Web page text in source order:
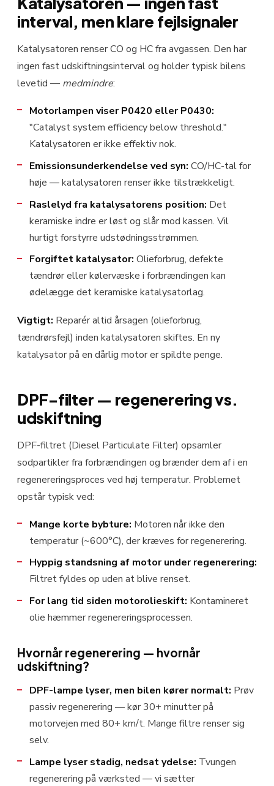
interval, men klare fejlsignaler
Katalysatoren renser CO og HC fra avgassen. Den har
ingen fast udskiftningsinterval og holder typisk bilens
levetid — medmindre:
Motorlampen viser P0420 eller P0430:
"Catalyst system efficiency below threshold."
Katalysatoren er ikke effektiv nok.
Emissionsunderkendelse ved syn: CO/HC-tal for
høje — katalysatoren renser ikke tilstrækkeligt.
Raslelyd fra katalysatorens position: Det
keramiske indre er løst og slår mod kassen. Vil
hurtigt forstyrre udstødningsstrømmen.
Forgiftet katalysator: Olieforbrug, defekte
tændrør eller kølervæske i forbrændingen kan
ødelægge det keramiske katalysatorlag.
Vigtigt: Reparér altid årsagen (olieforbrug,
tændrørsfejl) inden katalysatoren skiftes. En ny
katalysator på en dårlig motor er spildte penge.
DPF-filter — regenerering vs.
udskiftning
DPF-filtret (Diesel Particulate Filter) opsamler
sodpartikler fra forbrændingen og brænder dem af i en
regenereringsproces ved høj temperatur. Problemet
opstår typisk ved:
Mange korte bybture: Motoren når ikke den
temperatur (~600°C), der kræves for regenerering.
Hyppig standsning af motor under regenerering:
Filtret fyldes op uden at blive renset.
For lang tid siden motorolieskift: Kontamineret
olie hæmmer regenereringsprocessen.
Hvornår regenerering — hvornår
udskiftning?
DPF-lampe lyser, men bilen kører normalt: Prøv
passiv regenerering — kør 30+ minutter på
motorvejen med 80+ km/t. Mange filtre renser sig
selv.
Lampe lyser stadig, nedsat ydelse: Tvungen
regenerering på værksted — vi sætter